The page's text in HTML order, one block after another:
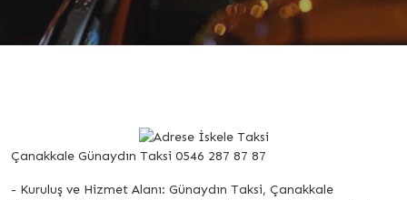
Çanakkale Günaydın Taksi 0546 287 87 87
- Kuruluş ve Hizmet Alanı: Günaydın Taksi, Çanakkale